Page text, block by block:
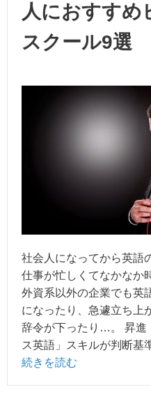
人におすすめ
スクール9選
社会人になってから英語
仕事が忙しくてなかなか
外資系以外の企業でも英
になったり、急遽立ち上
辞令が下ったり…。 昇進
ス英語」スキルが判断
続きを読む